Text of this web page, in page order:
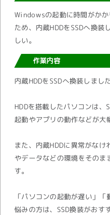
Windowsの起動に時間がか
ため、内蔵HDDをSSDへ換
しい。
作業内容
内蔵HDDをSSDへ換装しました
HDDを搭載したパソコンは
起動やアプリの動作などが大
また、内蔵HDDに異常がな
やデータなどの環境をそのま
す。
「パソコンの起動が遅い」
悩みの方は、SSD換装がおす